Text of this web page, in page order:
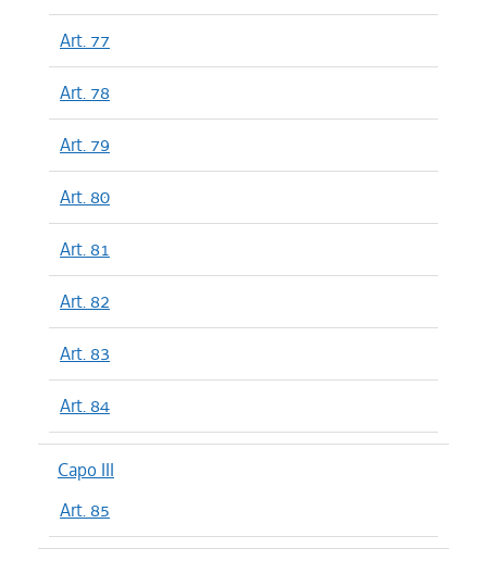
Art. 77
Art. 78
Art. 79
Art. 80
Art. 81
Art. 82
Art. 83
Art. 84
Capo III
Art. 85